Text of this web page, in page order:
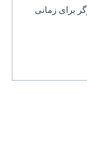
برای زمانی